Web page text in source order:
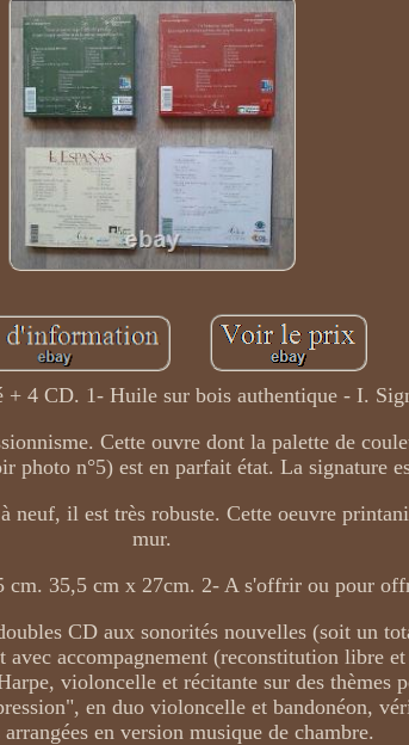
4 CD. 1- Huile sur bois authentique - I.
Cette ouvre dont la palette de
photo n°5) est en parfait état. La signature
neuf, il est très robuste. Cette oeuvre
mur.
cm. 35,5 cm x 27cm. 2- A s'offrir ou pour
CD aux sonorités nouvelles (soit un
accompagnement (reconstitution libre
violoncelle et récitante sur des thèmes
en duo violoncelle et bandonéon,
arrangées en version musique de chambre.